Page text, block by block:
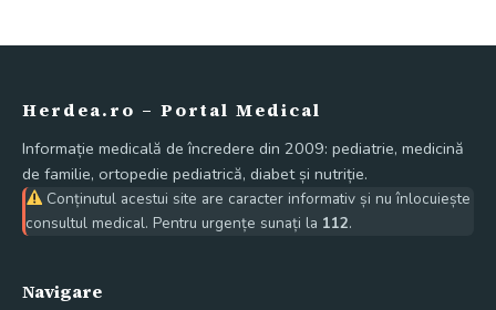
Herdea.ro – Portal Medical
Informație medicală de încredere din 2009: pediatrie, medicină
de familie, ortopedie pediatrică, diabet și nutriție.
Conținutul acestui site are caracter informativ și nu înlocuiește
consultul medical. Pentru urgențe sunați la 112.
Navigare